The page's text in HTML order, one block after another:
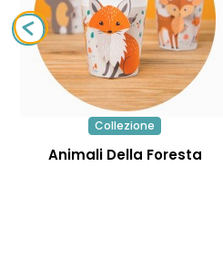
Collezione
Animali Della Foresta